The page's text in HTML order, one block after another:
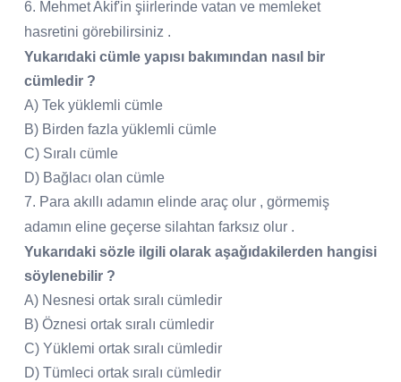
6. Mehmet Akif'in şiirlerinde vatan ve memleket
hasretini görebilirsiniz .
Yukarıdaki cümle yapısı bakımından nasıl bir
cümledir ?
A) Tek yüklemli cümle
B) Birden fazla yüklemli cümle
C) Sıralı cümle
D) Bağlacı olan cümle
7. Para akıllı adamın elinde araç olur , görmemiş
adamın eline geçerse silahtan farksız olur .
Yukarıdaki sözle ilgili olarak aşağıdakilerden hangisi
söylenebilir ?
A) Nesnesi ortak sıralı cümledir
B) Öznesi ortak sıralı cümledir
C) Yüklemi ortak sıralı cümledir
D) Tümleci ortak sıralı cümledir